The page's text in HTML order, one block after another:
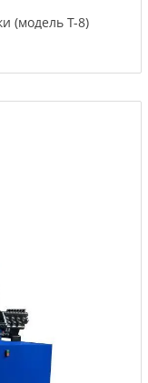
(модель T-8)